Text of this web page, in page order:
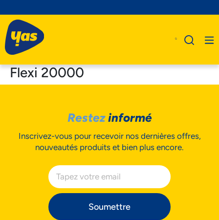
Business
Assistance
Flexi 20000
Restezinformé
Inscrivez-vous pour recevoir nos dernières offres,
nouveautés produits et bien plus encore.
Soumettre